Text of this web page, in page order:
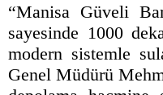
“Manisa Güveli
sayesinde 1000
modern sistemle
Genel Müdürü